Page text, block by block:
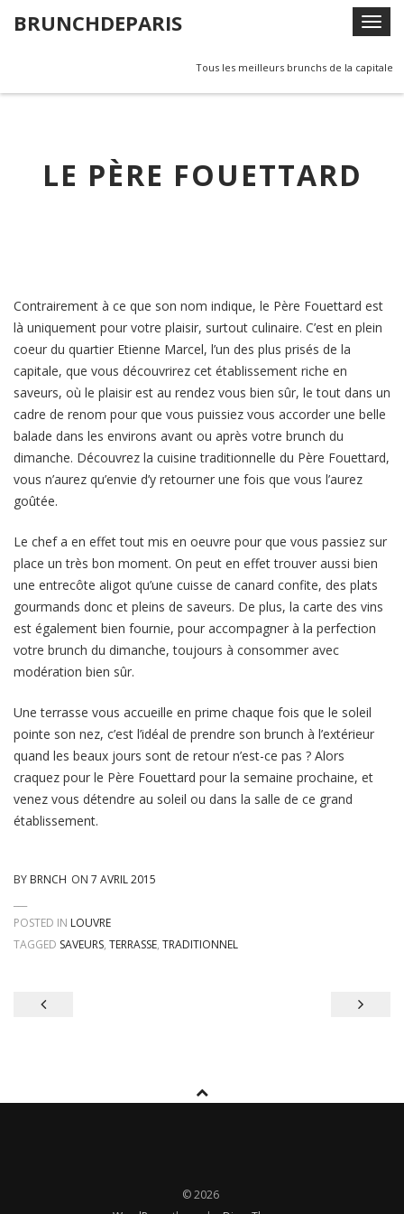
T
g
g
i
o
BRUNCHDEPARIS
Tous les meilleurs brunchs de la capitale
LE PÈRE FOUETTARD
Contrairement à ce que son nom indique, le Père Fouettard est
là uniquement pour votre plaisir, surtout culinaire. C’est en plein
coeur du quartier Etienne Marcel, l’un des plus prisés de la
capitale, que vous découvrirez cet établissement riche en
saveurs, où le plaisir est au rendez vous bien sûr, le tout dans un
cadre de renom pour que vous puissiez vous accorder une belle
balade dans les environs avant ou après votre brunch du
dimanche. Découvrez la cuisine traditionnelle du Père Fouettard,
vous n’aurez qu’envie d’y retourner une fois que vous l’aurez
goûtée.
Le chef a en effet tout mis en oeuvre pour que vous passiez sur
place un très bon moment. On peut en effet trouver aussi bien
une entrecôte aligot qu’une cuisse de canard confite, des plats
gourmands donc et pleins de saveurs. De plus, la carte des vins
est également bien fournie, pour accompagner à la perfection
votre brunch du dimanche, toujours à consommer avec
modération bien sûr.
Une terrasse vous accueille en prime chaque fois que le soleil
pointe son nez, c’est l’idéal de prendre son brunch à l’extérieur
quand les beaux jours sont de retour n’est-ce pas ? Alors
craquez pour le Père Fouettard pour la semaine prochaine, et
venez vous détendre au soleil ou dans la salle de ce grand
établissement.
BY BRNCH ON 7 AVRIL 2015
POSTED IN LOUVRE
TAGGED SAVEURS, TERRASSE, TRADITIONNEL
Navigation
© 2026